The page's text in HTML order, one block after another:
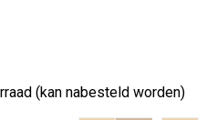
(kan nabesteld worden)